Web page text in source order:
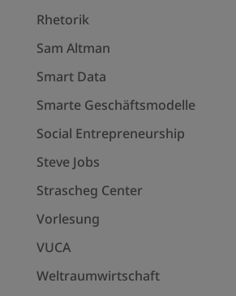
Rhetorik
Sam Altman
Smart Data
Smarte Geschäftsmodelle
Social Entrepreneurship
Steve Jobs
Strascheg Center
Vorlesung
VUCA
Weltraumwirtschaft